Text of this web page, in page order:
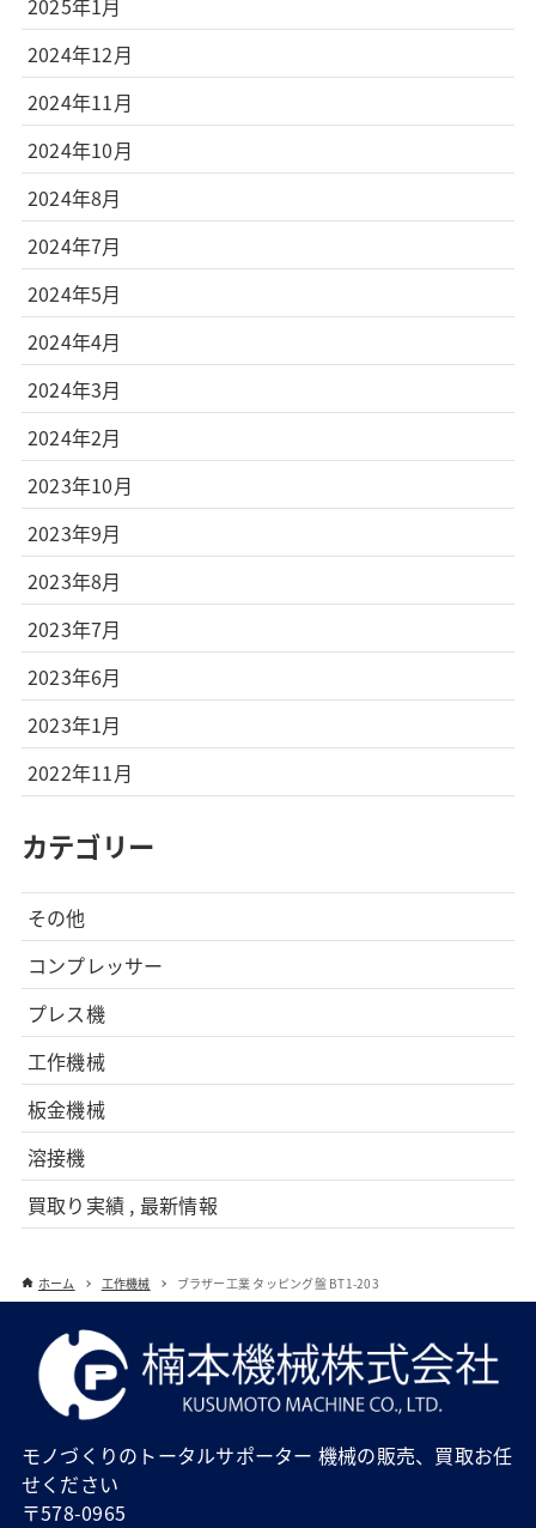
2024年12月
2024年11月
2024年10月
2024年8月
2024年7月
2024年5月
2024年4月
2024年3月
2024年2月
2023年10月
2023年9月
2023年8月
2023年7月
2023年6月
2023年1月
2022年11月
カテゴリー
その他
コンプレッサー
プレス機
工作機械
板金機械
溶接機
買取り実績 , 最新情報
ホーム 工作機械 ブラザー工業 タッピング盤 BT1-203
モノづくりのトータルサポーター 機械の販売、買取お任
せください
〒578-0965